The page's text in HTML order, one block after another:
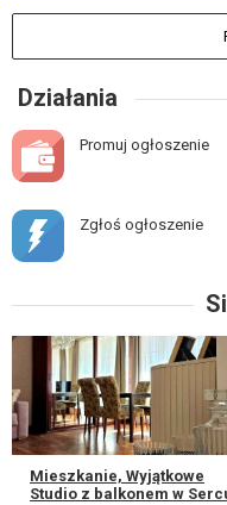
Działania
Promuj ogłoszenie
Zgłoś ogłoszenie
Mieszkanie, Wyjątkowe
Studio z balkonem w